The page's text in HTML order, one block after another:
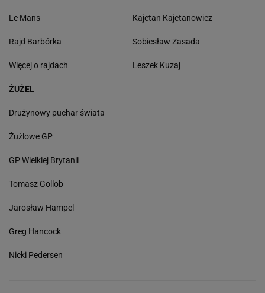
Le Mans
Rajd Barbórka
Więcej o rajdach
Kajetan Kajetanowicz
Sobiesław Zasada
Leszek Kuzaj
ŻUŻEL
Drużynowy puchar świata
Żużlowe GP
GP Wielkiej Brytanii
Tomasz Gollob
Jarosław Hampel
Greg Hancock
Nicki Pedersen